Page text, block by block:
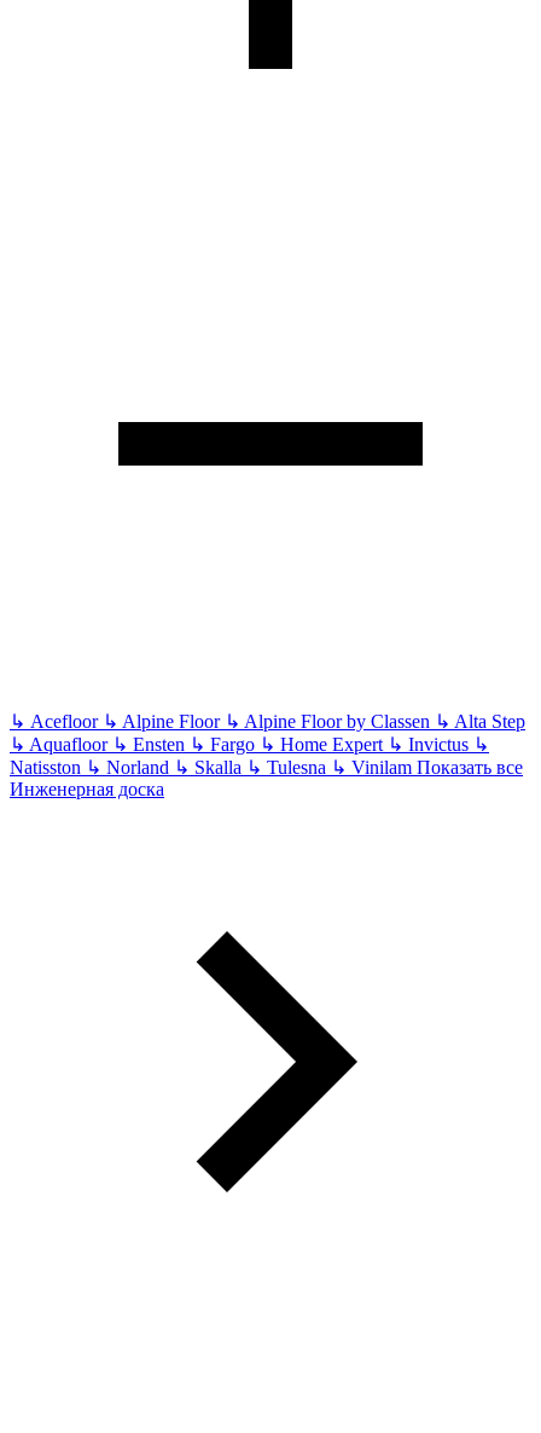
↳ Acefloor ↳ Alpine Floor ↳ Alpine Floor by Classen ↳ Alta Step
↳ Aquafloor ↳ Ensten ↳ Fargo ↳ Home Expert ↳ Invictus ↳
Natisston ↳ Norland ↳ Skalla ↳ Tulesna ↳ Vinilam Показать все
Инженерная доска